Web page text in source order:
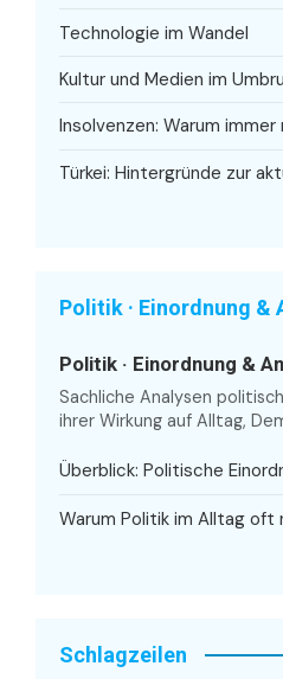
Technologie im Wandel
Kultur und Medien im
Insolvenzen: Warum
Türkei: Hintergründe zur
Politik · Einordnung &
Politik · Einordnung &
Sachliche Analysen
ihrer Wirkung auf Alltag,
Überblick: Politische
Warum Politik im Alltag oft
Schlagzeilen